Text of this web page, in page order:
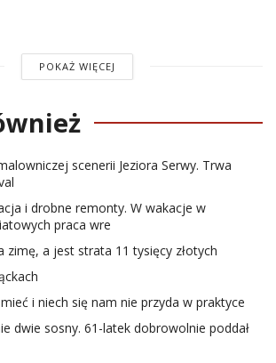
POKAŻ WIĘCEJ
scenerii Jeziora Serwy. Trwa
i drobne remonty. W wakacje w
praca wre
zimę, a jest strata 11 tysięcy złotych
i niech się nam nie przyda w praktyce
dwie sosny. 61-latek dobrowolnie poddał